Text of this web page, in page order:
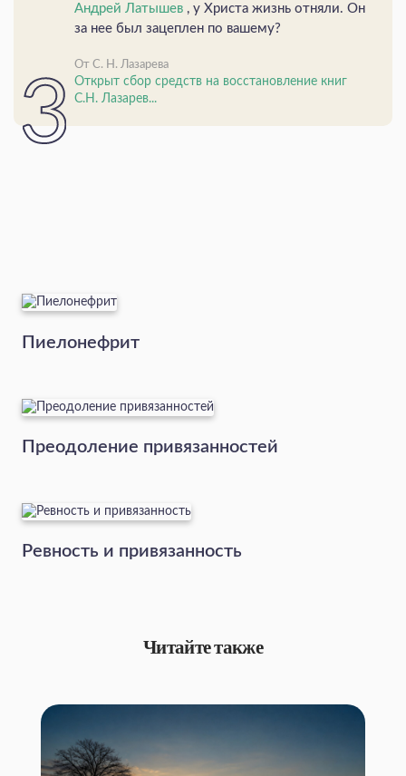
Андрей Латышев , у Христа жизнь отняли. Он
за нее был зацеплен по вашему?
От С. Н. Лазарева
Открыт сбор средств на восстановление книг
С.Н. Лазарев...
Пиелонефрит
Преодоление привязанностей
Ревность и привязанность
Читайте также